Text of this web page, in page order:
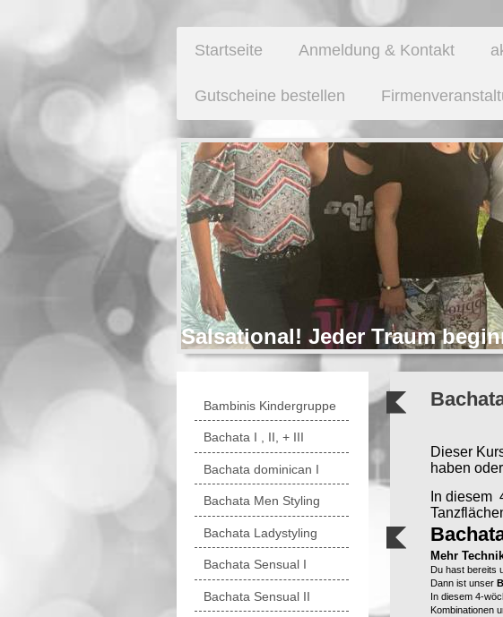
Startseite Anmeldung & Kontakt
Gutscheine bestellen
Salsational! Jeder Traum
Dieser
haben
In diesem
Mehr
Du hast bereits
Dann ist unser
In diesem 4-
Kombinationen
Bambinis Kindergruppe
Bachata I , II, + III
Bachata dominican I
Bachata Men Styling
Bachata Ladystyling
Bachata Sensual I
Bachata Sensual II